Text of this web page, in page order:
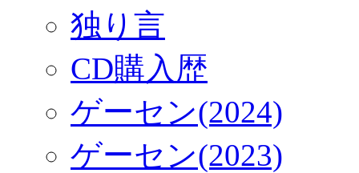
独り言
CD購入歴
ゲーセン(2024)
ゲーセン(2023)